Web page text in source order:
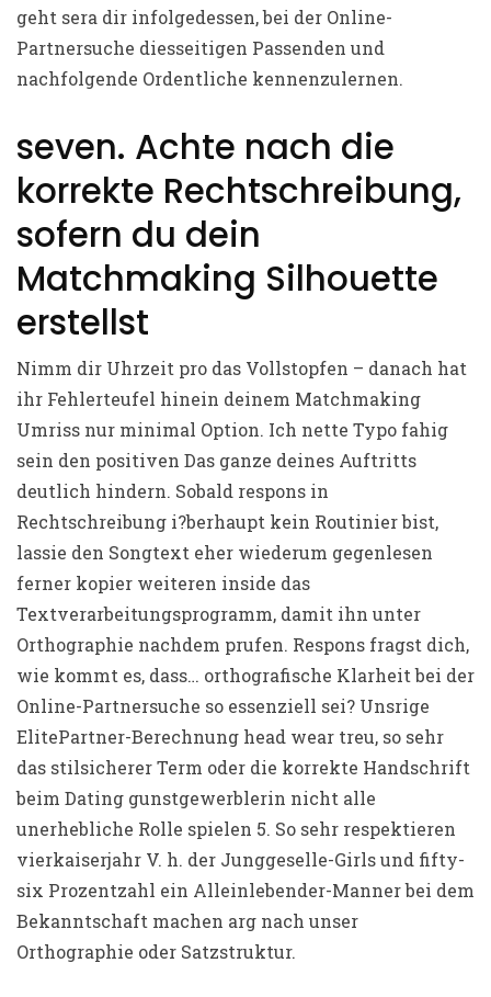
geht sera dir infolgedessen, bei der Online-
Partnersuche diesseitigen Passenden und
nachfolgende Ordentliche kennenzulernen.
seven. Achte nach die
korrekte Rechtschreibung,
sofern du dein
Matchmaking Silhouette
erstellst
Nimm dir Uhrzeit pro das Vollstopfen – danach hat
ihr Fehlerteufel hinein deinem Matchmaking
Umriss nur minimal Option. Ich nette Typo fahig
sein den positiven Das ganze deines Auftritts
deutlich hindern. Sobald respons in
Rechtschreibung i?berhaupt kein Routinier bist,
lassie den Songtext eher wiederum gegenlesen
ferner kopier weiteren inside das
Textverarbeitungsprogramm, damit ihn unter
Orthographie nachdem prufen. Respons fragst dich,
wie kommt es, dass… orthografische Klarheit bei der
Online-Partnersuche so essenziell sei? Unsrige
ElitePartner-Berechnung head wear treu, so sehr
das stilsicherer Term oder die korrekte Handschrift
beim Dating gunstgewerblerin nicht alle
unerhebliche Rolle spielen 5. So sehr respektieren
vierkaiserjahr V. h. der Junggeselle-Girls und fifty-
six Prozentzahl ein Alleinlebender-Manner bei dem
Bekanntschaft machen arg nach unser
Orthographie oder Satzstruktur.